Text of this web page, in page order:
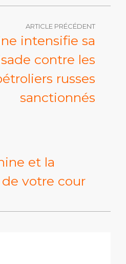
ARTICLE PRÉCÉDENT
intensifie sa
contre les
russes
sanctionnés
et la
de votre cour